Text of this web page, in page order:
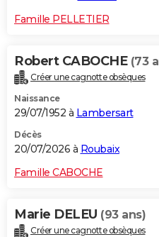
Famille PELLETIER
Robert CABOCHE (73
Créer une cagnotte obsèques
Naissance
29/07/1952 à Lambersart
Décès
20/07/2026 à Roubaix
Famille CABOCHE
Marie DELEU (93 ans)
Créer une cagnotte obsèques